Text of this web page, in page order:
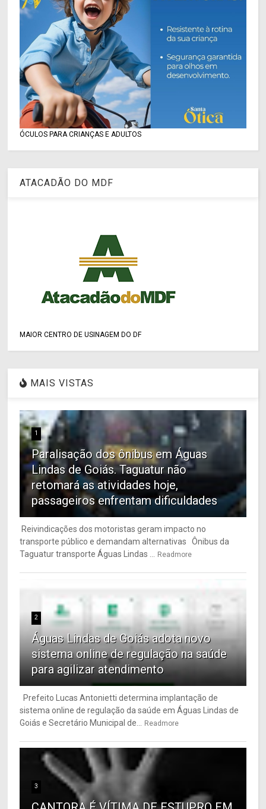
ÓCULOS PARA CRIANÇAS E ADULTOS
ATACADÃO DO MDF
MAIOR CENTRO DE USINAGEM DO DF
MAIS VISTAS
1
Paralisação dos ônibus em Águas
Lindas de Goiás. Taguatur não
retomará as atividades hoje,
passageiros enfrentam dificuldades
Reivindicações dos motoristas geram impacto no
transporte público e demandam alternativas Ônibus da
Taguatur transporte Águas Lindas ... Readmore
2
Águas Lindas de Goiás adota novo
sistema online de regulação na saúde
para agilizar atendimento
Prefeito Lucas Antonietti determina implantação de
sistema online de regulação da saúde em Águas Lindas de
Goiás e Secretário Municipal de... Readmore
3